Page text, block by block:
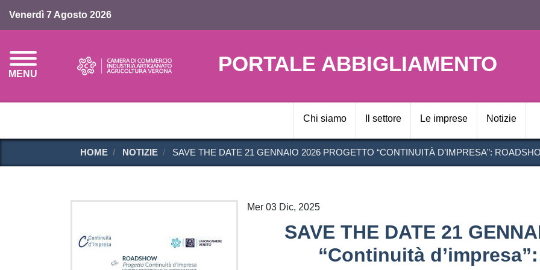
Venerdì 7 Agosto 2026
PORTALE ABBIGLIAMENTO
MENU
Navigazione
Chi siamo Il settore Le imprese Notizie
HOME NOTIZIE SAVE THE DATE 21 GENNAIO 2026 PROGETTO “CONTINUITÀ D’IMPRESA”:
Mer 03 Dic, 2025
SAVE THE DATE 21
“Continuità